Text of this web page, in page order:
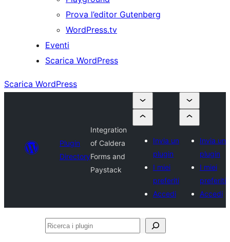
Prova l’editor Gutenberg
WordPress.tv
Eventi
Scarica WordPress
Scarica WordPress
Plugin
Directory
Integration
of Caldera
Forms and
Paystack
Invia un
plugin
I miei
preferiti
Accedi
Invia un
plugin
I miei
preferiti
Accedi
Ricerca